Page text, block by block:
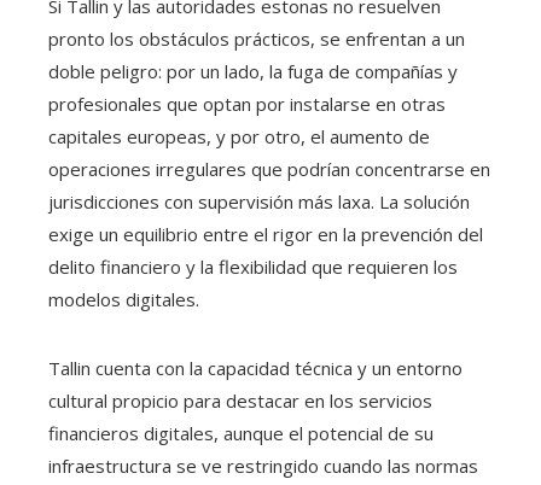
Si Tallin y las autoridades estonas no resuelven
pronto los obstáculos prácticos, se enfrentan a un
doble peligro: por un lado, la fuga de compañías y
profesionales que optan por instalarse en otras
capitales europeas, y por otro, el aumento de
operaciones irregulares que podrían concentrarse en
jurisdicciones con supervisión más laxa. La solución
exige un equilibrio entre el rigor en la prevención del
delito financiero y la flexibilidad que requieren los
modelos digitales.
Tallin cuenta con la capacidad técnica y un entorno
cultural propicio para destacar en los servicios
financieros digitales, aunque el potencial de su
infraestructura se ve restringido cuando las normas